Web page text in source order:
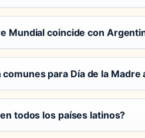
Mundial coincide con
para Día de la Madre
todos los países latinos?